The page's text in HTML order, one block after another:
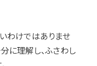
わけではありませ
に理解し、ふさわし